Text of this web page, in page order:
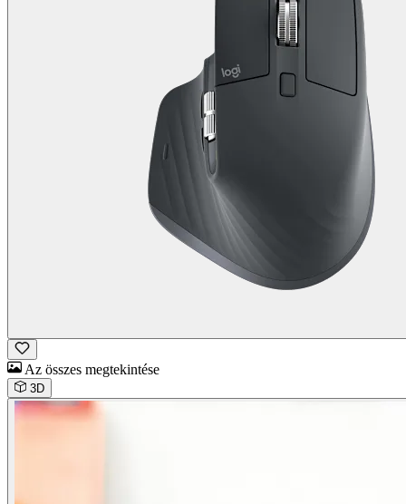
Az összes megtekintése
3D